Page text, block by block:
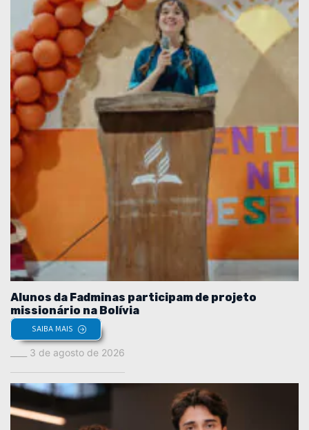
Alunos da Fadminas participam de projeto
missionário na Bolívia
SAIBA MAIS
3 de agosto de 2026